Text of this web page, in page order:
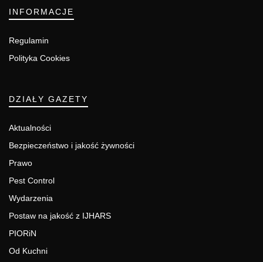
INFORMACJE
Regulamin
Polityka Cookies
DZIAŁY GAZETY
Aktualności
Bezpieczeństwo i jakość żywności
Prawo
Pest Control
Wydarzenia
Postaw na jakość z IJHARS
PIORiN
Od Kuchni